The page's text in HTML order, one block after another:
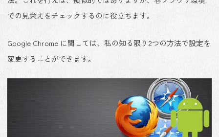
での見栄えをチェックするのに役立ちます。
Google Chrome に関しては、私の知る限り2つの方法で設定を
変更することができます。